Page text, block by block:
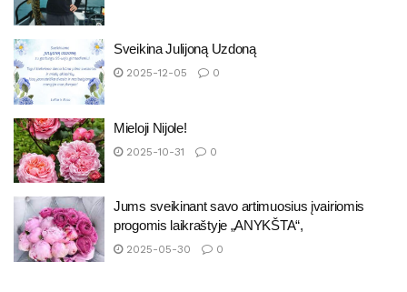
Sveikina Julijoną Uzdoną
2025-12-05 0
Mieloji Nijole!
2025-10-31 0
Jums sveikinant savo artimuosius įvairiomis
progomis laikraštyje „ANYKŠTA“,
2025-05-30 0